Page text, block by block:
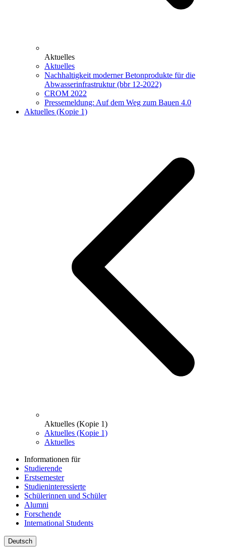
Aktuelles
Aktuelles
Nachhaltigkeit moderner Betonprodukte für die
Abwasserinfrastruktur (bbr 12-2022)
CROM 2022
Pressemeldung: Auf dem Weg zum Bauen 4.0
Aktuelles (Kopie 1)
Aktuelles (Kopie 1)
Aktuelles (Kopie 1)
Aktuelles
Informationen für
Studierende
Erstsemester
Studieninteressierte
Schülerinnen und Schüler
Alumni
Forschende
International Students
Deutsch